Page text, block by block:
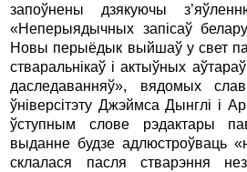
запоўнены дзякуючы
«Неперыядычных запiсаў
Новы перыёдык выйшаў у свет
стваральнiкаў i актыўных
даследаванняў», вядомых
ўнiверсiтэту Джэймса Дынглi i
ўступным слове рэдактары
выданне будзе адлюстроўваць
склалася пасля стварэння